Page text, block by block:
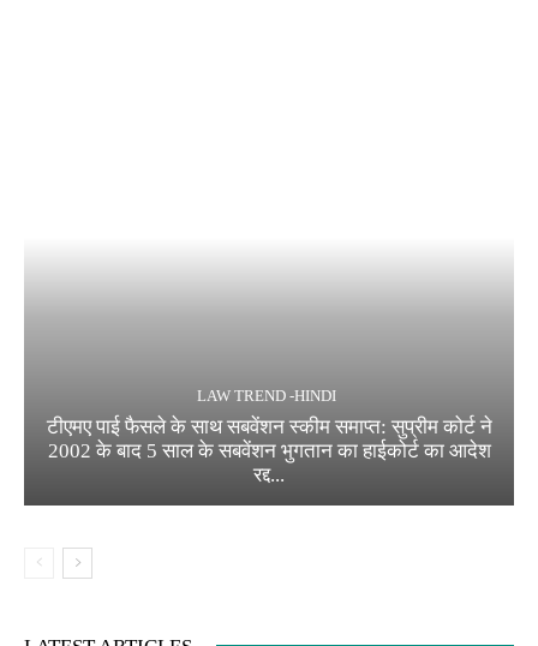
LAW TREND -HINDI
टीएमए पाई फैसले के साथ सबवेंशन स्कीम समाप्त: सुप्रीम कोर्ट ने
2002 के बाद 5 साल के सबवेंशन भुगतान का हाईकोर्ट का आदेश
रद्द...